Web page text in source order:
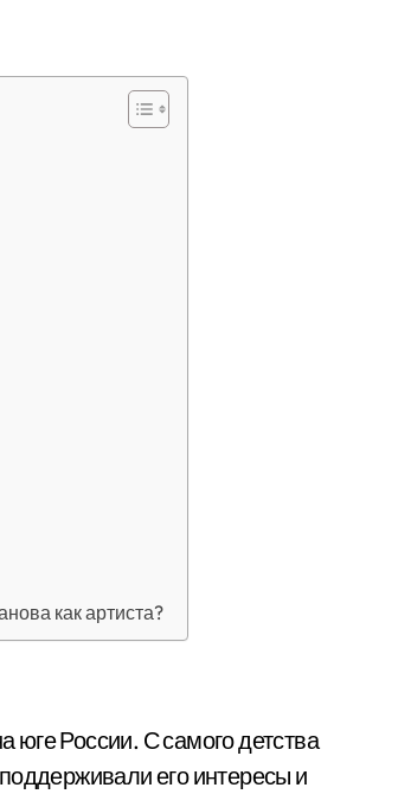
как артиста?
юге России. С самого детства
его интересы и